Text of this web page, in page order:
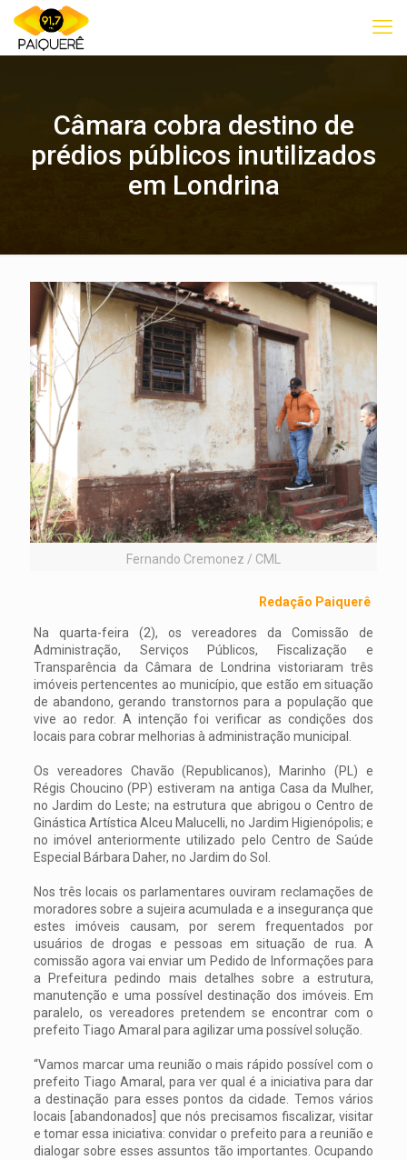
Câmara cobra destino de
prédios públicos inutilizados
em Londrina
Fernando Cremonez / CML
Redação Paiquerê
Na quarta-feira (2), os vereadores da Comissão de
Administração, Serviços Públicos, Fiscalização e
Transparência da Câmara de Londrina vistoriaram três
imóveis pertencentes ao município, que estão em situação
de abandono, gerando transtornos para a população que
vive ao redor. A intenção foi verificar as condições dos
locais para cobrar melhorias à administração municipal.
Os vereadores Chavão (Republicanos), Marinho (PL) e
Régis Choucino (PP) estiveram na antiga Casa da Mulher,
no Jardim do Leste; na estrutura que abrigou o Centro de
Ginástica Artística Alceu Malucelli, no Jardim Higienópolis; e
no imóvel anteriormente utilizado pelo Centro de Saúde
Especial Bárbara Daher, no Jardim do Sol.
Nos três locais os parlamentares ouviram reclamações de
moradores sobre a sujeira acumulada e a insegurança que
estes imóveis causam, por serem frequentados por
usuários de drogas e pessoas em situação de rua. A
comissão agora vai enviar um Pedido de Informações para
a Prefeitura pedindo mais detalhes sobre a estrutura,
manutenção e uma possível destinação dos imóveis. Em
paralelo, os vereadores pretendem se encontrar com o
prefeito Tiago Amaral para agilizar uma possível solução.
“Vamos marcar uma reunião o mais rápido possível com o
prefeito Tiago Amaral, para ver qual é a iniciativa para dar
a destinação para esses pontos da cidade. Temos vários
locais [abandonados] que nós precisamos fiscalizar, visitar
e tomar essa iniciativa: convidar o prefeito para a reunião e
dialogar sobre esses assuntos tão importantes. Ocupando